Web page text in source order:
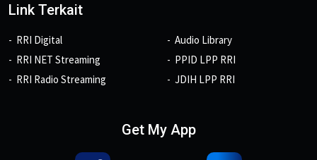
Link Terkait
RRI Digital
RRI NET Streaming
RRI Radio Streaming
Audio Library
PPID LPP RRI
JDIH LPP RRI
Get My App